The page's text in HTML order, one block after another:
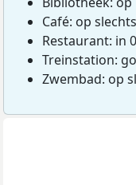
Café: op
Restaurant: in
Treinstation:
Zwembad: op